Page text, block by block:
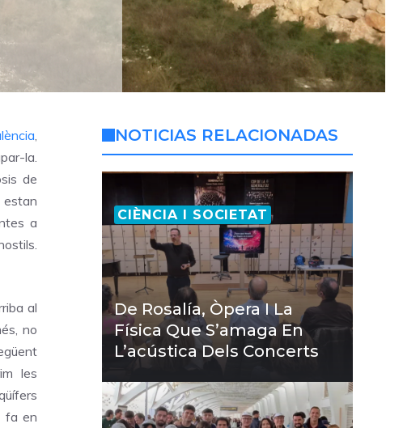
,
la.
de
estan
a
al
no
les
fa en
NOTICIAS RELACIONADAS
CIÈNCIA I SOCIETAT
De Rosalía, Òpera I La
Física Que S’amaga En
L’acústica Dels Concerts